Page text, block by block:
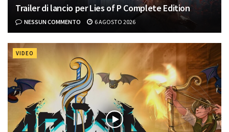
Trailer di lancio per Lies of P Complete Edition
NESSUN COMMENTO 6 AGOSTO 2026
VIDEO